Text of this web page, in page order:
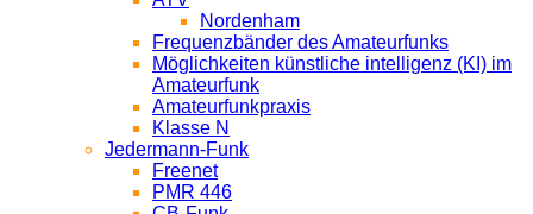
Nordenham
Frequenzbänder des Amateurfunks
Möglichkeiten künstliche intelligenz (KI) im
Amateurfunk
Amateurfunkpraxis
Klasse N
Jedermann-Funk
Freenet
PMR 446